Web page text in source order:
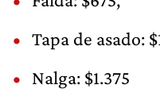
Tapa de asado:
Nalga: $1.375